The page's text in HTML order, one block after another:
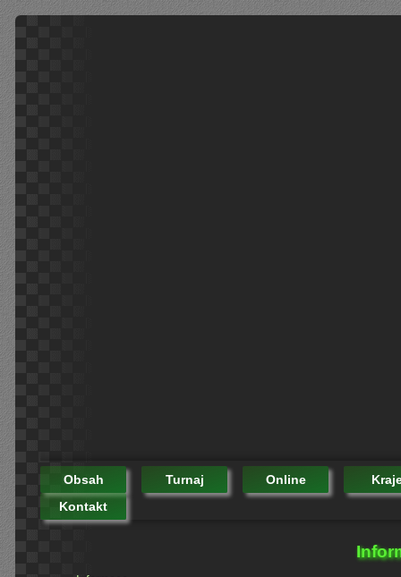
Obsah Turnaj Online
Kontakt